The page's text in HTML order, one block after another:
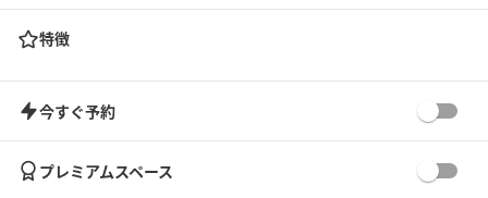
特徴
今すぐ予約
プレミアムスペース